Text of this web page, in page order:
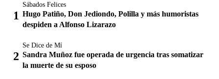
Sábados Felices
Hugo Patiño, Don Jediondo, Polilla y más humoristas
despiden a Alfonso Lizarazo
Se Dice de Mí
Sandra Muñoz fue operada de urgencia tras somatizar
la muerte de su esposo